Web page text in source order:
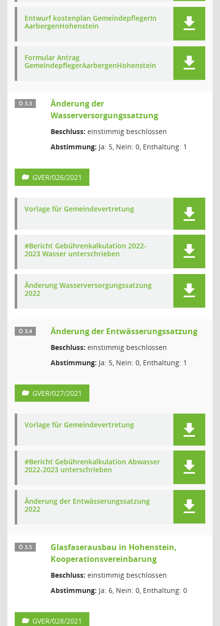
Entwurf kostenplan GemeindepflegerIn
AarbergenHohenstein
Formular Antrag
GemeindepflegerAarbergenHohenstein
Ö 3.3
Änderung der
Wasserversorgungssatzung
Beschluss: einstimmig beschlossen
Abstimmung: Ja: 5, Nein: 0, Enthaltung: 1
GVER/026/2021
Vorlage für Gemeindevertretung
#Bericht Gebührenkalkulation 2022-
2023 Wasser unterschrieben
Änderung Wasserversorgungssatzung
2022
Ö 3.4 Änderung der Entwässerungssatzung
Beschluss: einstimmig beschlossen
Abstimmung: Ja: 5, Nein: 0, Enthaltung: 1
GVER/027/2021
Vorlage für Gemeindevertretung
#Bericht Gebührenkalkulation Abwasser
2022-2023 unterschrieben
Änderung der Entwässerungssatzung
2022
Ö 3.5
Glasfaserausbau in Hohenstein,
Kooperationsvereinbarung
Beschluss: einstimmig beschlossen
Abstimmung: Ja: 6, Nein: 0, Enthaltung: 0
GVER/028/2021